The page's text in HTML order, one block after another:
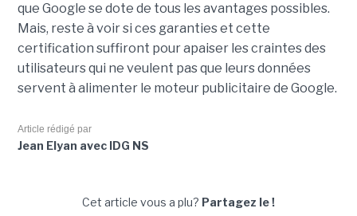
que Google se dote de tous les avantages possibles.
Mais, reste à voir si ces garanties et cette
certification suffiront pour apaiser les craintes des
utilisateurs qui ne veulent pas que leurs données
servent à alimenter le moteur publicitaire de Google.
Article rédigé par
Jean Elyan avec IDG NS
Cet article vous a plu? Partagez le !